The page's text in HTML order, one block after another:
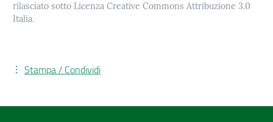
rilasciato sotto Licenza Creative Commons Attribuzione 3.0
Italia.
Stampa / Condividi